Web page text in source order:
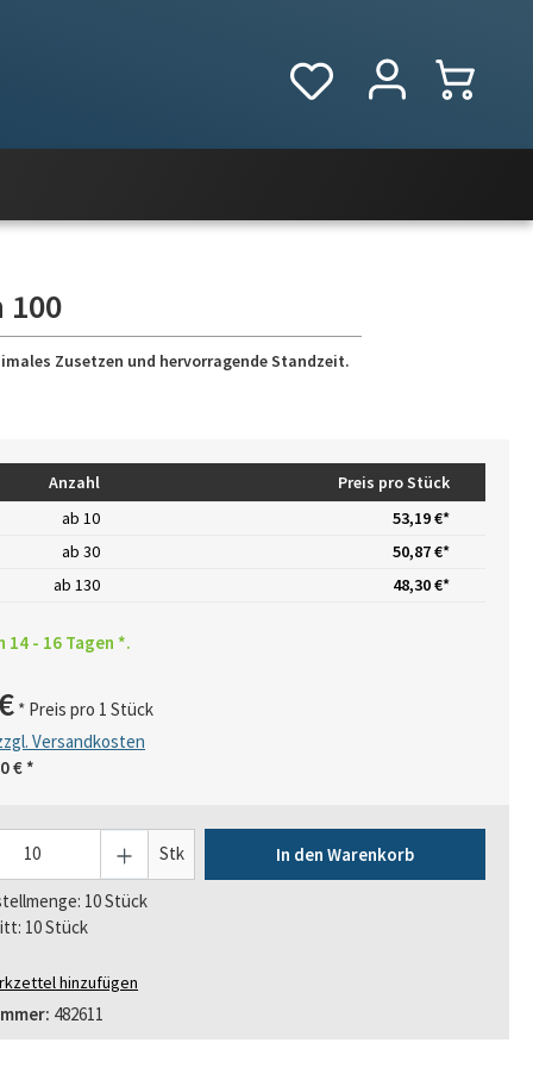
100
Zusetzen und hervorragende Standzeit.
Anzahl
Preis pro Stück
ab 10
53,19 €*
ab 30
50,87 €*
ab 130 48,30 €*
14 - 16 Tagen *.
* Preis pro 1 Stück
Versandkosten
€ *
Stk In den Warenkorb
10 Stück
10 Stück
hinzufügen
482611